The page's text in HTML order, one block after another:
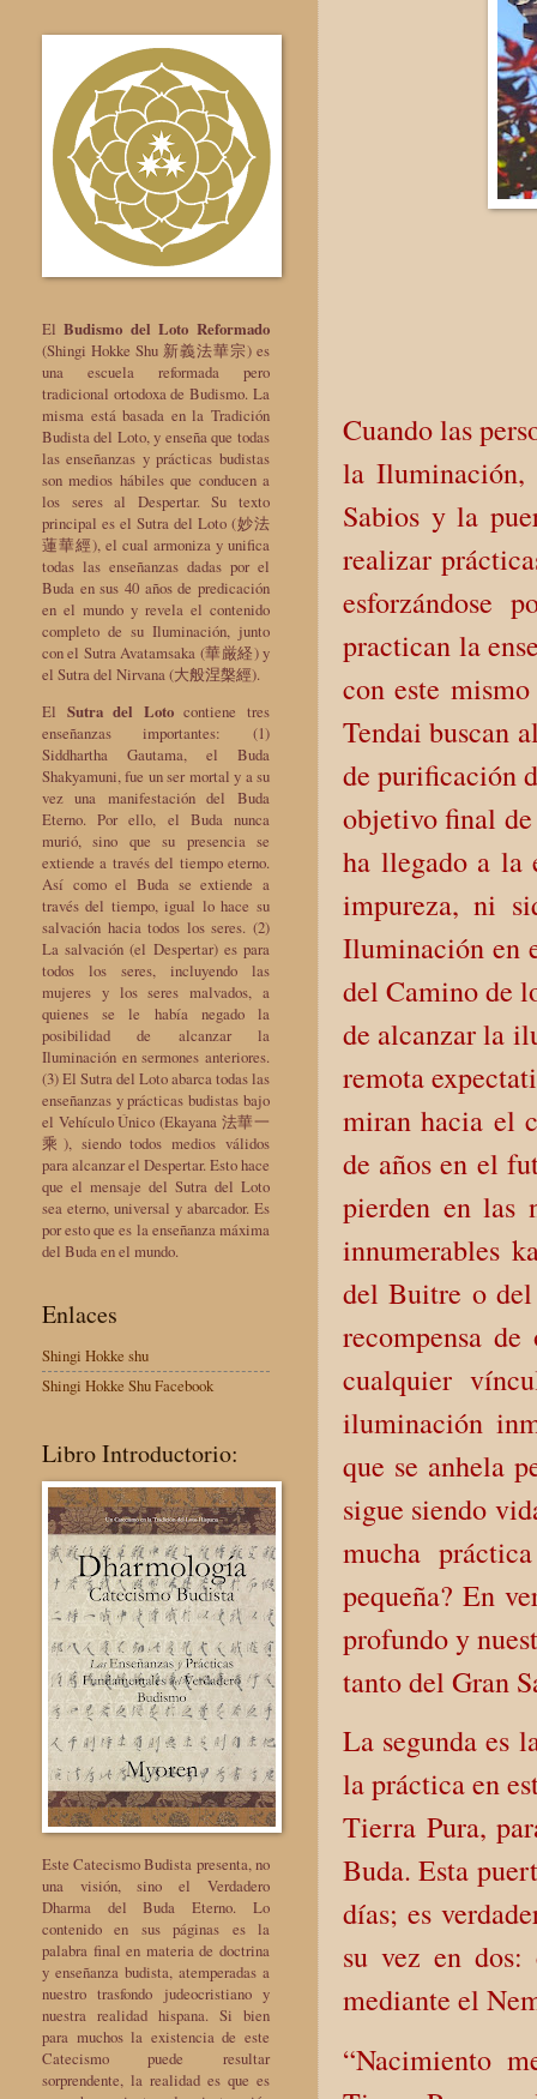
Cuando las
la Iluminación,
Sabios y la
realizar
esforzándose
practican la
con este
Tendai buscan
de purificación
objetivo final de
ha llegado a la
impureza, ni
Iluminación en
del Camino de
de alcanzar la
remota
miran hacia el
de años en el
pierden en las
innumerables
del Buitre o del
recompensa
cualquier
iluminación
que se anhela
sigue siendo
mucha
pequeña? En
profundo y
tanto del Gran
La segunda es
la práctica en
Tierra Pura,
Buda. Esta
días; es
su vez en dos:
mediante el
“Nacimiento
ElBudismo del Loto Reformado
(Shingi Hokke Shu 新義法華宗) es
una escuela reformada pero
tradicional ortodoxa de Budismo. La
misma está basada en la Tradición
Budista del Loto, y enseña que todas
las enseñanzas y prácticas budistas
son medios hábiles que conducen a
los seres al Despertar. Su texto
principal es el Sutra del Loto (妙法
蓮華經), el cual armoniza y unifica
todas las enseñanzas dadas por el
Buda en sus 40 años de predicación
en el mundo y revela el contenido
completo de su Iluminación, junto
con el Sutra Avatamsaka (華厳経) y
el Sutra del Nirvana (大般涅槃經).
El Sutra del Lotocontiene tres
enseñanzas importantes: (1)
Siddhartha Gautama, el Buda
Shakyamuni, fue un ser mortal y a su
vez una manifestación del Buda
Eterno. Por ello, el Buda nunca
murió, sino que su presencia se
extiende a través del tiempo eterno.
Así como el Buda se extiende a
través del tiempo, igual lo hace su
salvación hacia todos los seres. (2)
La salvación (el Despertar) es para
todos los seres, incluyendo las
mujeres y los seres malvados, a
quienes se le había negado la
posibilidad de alcanzar la
Iluminación en sermones anteriores.
(3) El Sutra del Loto abarca todas las
enseñanzas y prácticas budistas bajo
el Vehículo Único (Ekayana 法華一
乘), siendo todos medios válidos
para alcanzar el Despertar. Esto hace
que el mensaje del Sutra del Loto
sea eterno, universal y abarcador. Es
por esto que es la enseñanza máxima
del Buda en el mundo.
Enlaces
Shingi Hokke shu
Shingi Hokke Shu Facebook
Libro Introductorio:
Este Catecismo Budista presenta, no
una visión, sino el Verdadero
Dharma del Buda Eterno. Lo
contenido en sus páginas es la
palabra final en materia de doctrina
y enseñanza budista, atemperadas a
nuestro trasfondo judeocristiano y
nuestra realidad hispana. Si bien
para muchos la existencia de este
Catecismo puede resultar
sorprendente, la realidad es que es